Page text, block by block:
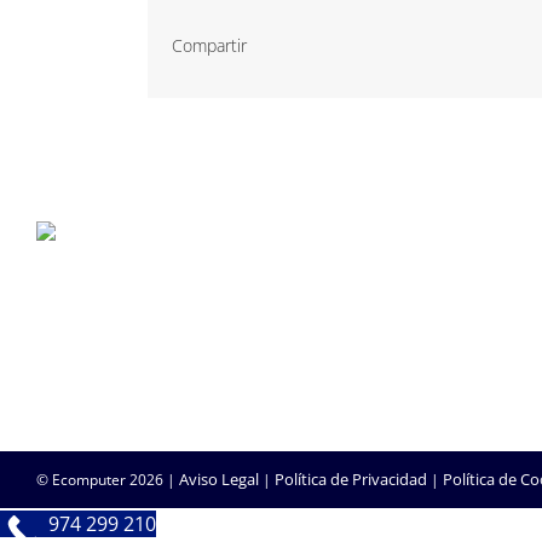
Compartir
© Ecomputer2026 | Aviso Legal | Política de Privacidad | Política de
974 299 210